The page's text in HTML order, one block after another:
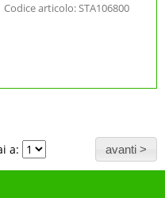
Codice articolo: STA106800
a: